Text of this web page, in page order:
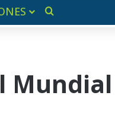
Mundial